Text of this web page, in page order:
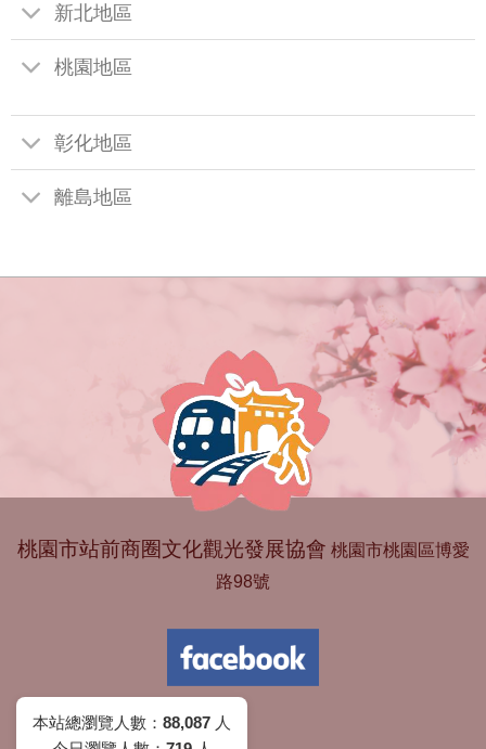
新北地區
桃園地區
彰化地區
離島地區
桃園市站前商圈文化觀光發展協會 桃園市桃園區博愛
路98號
本站總瀏覽人數： 88,087 人